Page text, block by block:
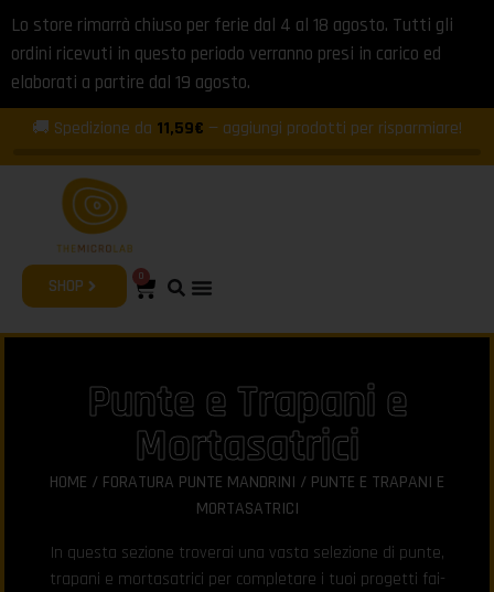
Lo store rimarrà chiuso per ferie dal 4 al 18 agosto. Tutti gli
ordini ricevuti in questo periodo verranno presi in carico ed
elaborati a partire dal 19 agosto.
🚚 Spedizione da 11,59€ — aggiungi prodotti per risparmiare!
SHOP 0
Punte e Trapani e
Mortasatrici
HOME / FORATURA PUNTE MANDRINI / PUNTE E TRAPANI E
MORTASATRICI
In questa sezione troverai una vasta selezione di punte,
trapani e mortasatrici per completare i tuoi progetti fai-